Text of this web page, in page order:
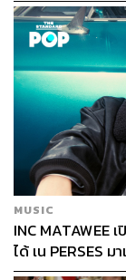
จันทร์ประภาเปิด
จำเป็นที่จะต้องห
ประมาณที่ต้องใ
สถานการณ์วิกฤ
ประมาณเพื่อดูแล
ปัญหาอุทกภัยที่ผ่า
ทำให้ตอนนี้เงินส
ภัยพิบัติไม่มีเหลื
MUSIC
INC MATAWEE
ได้ เน PERSES